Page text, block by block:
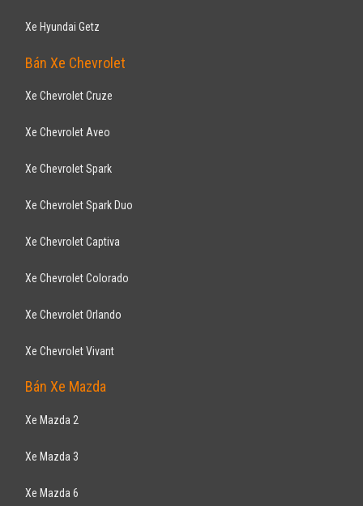
Xe Hyundai Getz
Bán Xe Chevrolet
Xe Chevrolet Cruze
Xe Chevrolet Aveo
Xe Chevrolet Spark
Xe Chevrolet Spark Duo
Xe Chevrolet Captiva
Xe Chevrolet Colorado
Xe Chevrolet Orlando
Xe Chevrolet Vivant
Bán Xe Mazda
Xe Mazda 2
Xe Mazda 3
Xe Mazda 6